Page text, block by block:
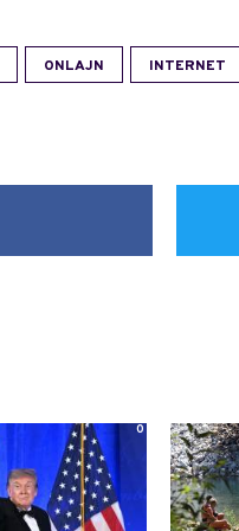
ONLAJN INTERNET
0